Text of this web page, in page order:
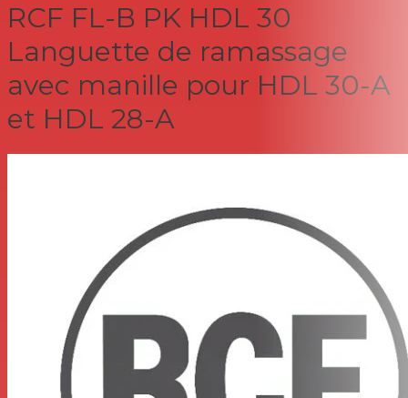
RCF FL-B PK HDL 30
Languette de ramassage
avec manille pour HDL 30-A
et HDL 28-A